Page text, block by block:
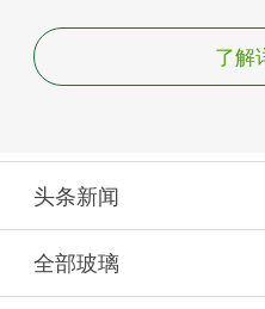
了解
头条新闻
全部玻璃